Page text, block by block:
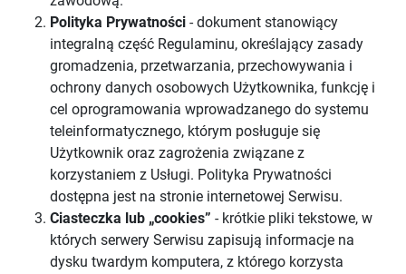
Polityka Prywatności - dokument stanowiący
integralną część Regulaminu, określający zasady
gromadzenia, przetwarzania, przechowywania i
ochrony danych osobowych Użytkownika, funkcję i
cel oprogramowania wprowadzanego do systemu
teleinformatycznego, którym posługuje się
Użytkownik oraz zagrożenia związane z
korzystaniem z Usługi. Polityka Prywatności
dostępna jest na stronie internetowej Serwisu.
Ciasteczka lub „cookies” - krótkie pliki tekstowe, w
których serwery Serwisu zapisują informacje na
dysku twardym komputera, z którego korzysta